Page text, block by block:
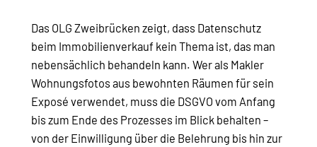
Das OLG Zweibrücken zeigt, dass Datenschutz
beim Immobilienverkauf kein Thema ist, das man
nebensächlich behandeln kann. Wer als Makler
Wohnungsfotos aus bewohnten Räumen für sein
Exposé verwendet, muss die DSGVO vom Anfang
bis zum Ende des Prozesses im Blick behalten –
von der Einwilligung über die Belehrung bis hin zur